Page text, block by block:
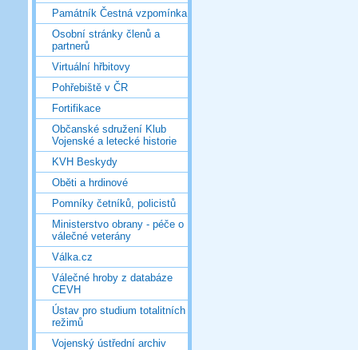
Památník Čestná vzpomínka
Osobní stránky členů a
partnerů
Virtuální hřbitovy
Pohřebiště v ČR
Fortifikace
Občanské sdružení Klub
Vojenské a letecké historie
KVH Beskydy
Oběti a hrdinové
Pomníky četníků, policistů
Ministerstvo obrany - péče o
válečné veterány
Válka.cz
Válečné hroby z databáze
CEVH
Ústav pro studium totalitních
režimů
Vojenský ústřední archiv